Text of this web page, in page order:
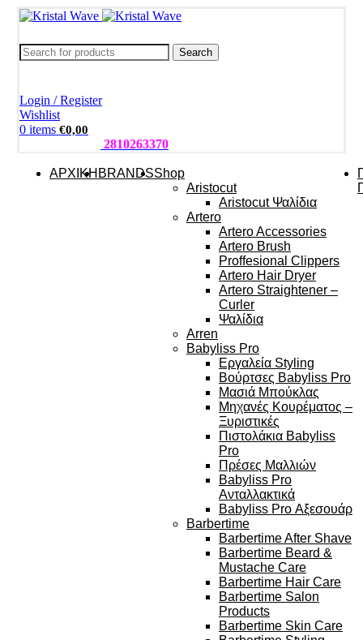
Search
Login / Register
Wishlist
0 items €0,00
2810263370
ΑΡΧΙΚΗ BRANDSShop
Aristocut
Aristocut Ψαλίδια
Artero
Artero Accessories
Artero Brush
Proffesional Clippers
Artero Hair Dryer
Artero Straightener –
Curler
Ψαλίδια
Arren
Babyliss Pro
Εργαλεία Styling
Βούρτσες Babyliss Pro
Μασιά Μπούκλας
Μηχανές Κουρέματος –
Ξυριστικές
Πιστολάκια Babyliss
Pro
Πρέσες Μαλλιών
Babyliss Pro
Ανταλλακτικά
Babyliss Pro Αξεσουάρ
Barbertime
Barbertime After Shave
Barbertime Beard &
Mustache Care
Barbertime Hair Care
Barbertime Salon
Products
Barbertime Skin Care